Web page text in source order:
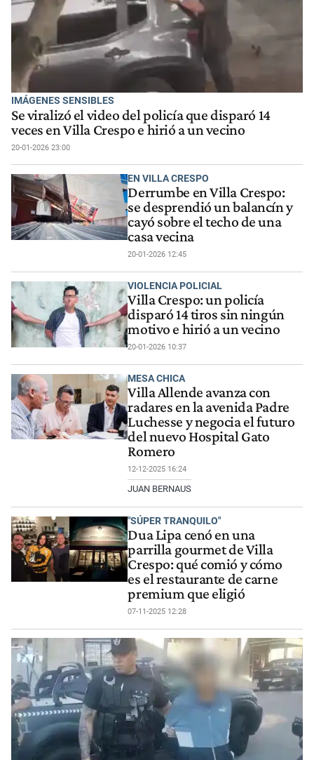
IMÁGENES SENSIBLES
Se viralizó el video del policía que disparó 14
veces en Villa Crespo e hirió a un vecino
20-01-2026 23:00
EN VILLA CRESPO
Derrumbe en Villa Crespo:
se desprendió un balancín y
cayó sobre el techo de una
casa vecina
20-01-2026 12:45
VIOLENCIA POLICIAL
Villa Crespo: un policía
disparó 14 tiros sin ningún
motivo e hirió a un vecino
20-01-2026 10:37
MESA CHICA
Villa Allende avanza con
radares en la avenida Padre
Luchesse y negocia el futuro
del nuevo Hospital Gato
Romero
12-12-2025 16:24
JUAN BERNAUS
"SÚPER TRANQUILO"
Dua Lipa cenó en una
parrilla gourmet de Villa
Crespo: qué comió y cómo
es el restaurante de carne
premium que eligió
07-11-2025 12:28